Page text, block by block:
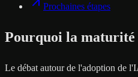
Prochaines étapes
Pourquoi la maturité
Le débat autour de l'adoption de